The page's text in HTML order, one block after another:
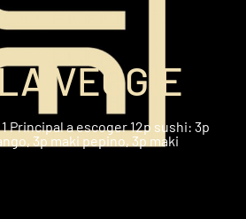
VEGGIE
Principal a escoger 12p sushi: 3p
3p maki pepino, 3p maki